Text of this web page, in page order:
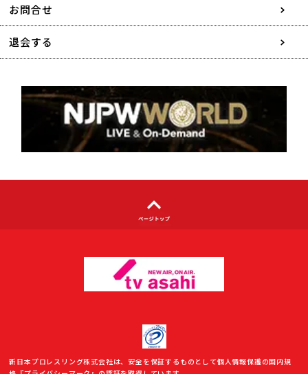
協賛・広告媒体のご案内
特定商取引に関する表記
著作権について
利用者情報の外部送信について
お問合せ
退会する
新日本プロレスリング株式会社は、安全を保証するものとして個人情報保護の国内規